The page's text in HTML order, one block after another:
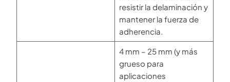
resistir la delaminación y
mantener la fuerza de
adherencia.
4 mm – 25 mm (y más
grueso para
aplicaciones